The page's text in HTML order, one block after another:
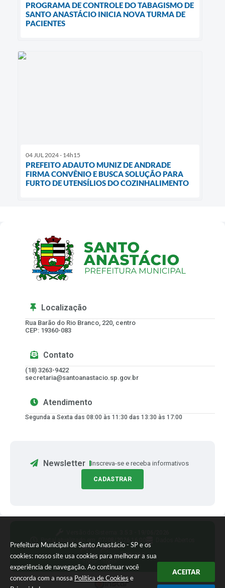
Prefeitura Municipal de Santo Anastácio - SP e os
cookies: nosso site usa cookies para melhorar a sua
experiência de navegação. Ao continuar você
concorda com a nossa Política de Cookies e
ACEITAR
PROGRAMA DE CONTROLE DO TABAGISMO DE
SANTO ANASTÁCIO INICIA NOVA TURMA DE
PACIENTES
04 JUL 2024 - 14h15
PREFEITO ADAUTO MUNIZ DE ANDRADE
FIRMA CONVÊNIO E BUSCA SOLUÇÃO PARA
FURTO DE UTENSÍLIOS DO COZINHALIMENTO
Localização
Rua Barão do Rio Branco, 220, centro
CEP: 19360-083
Contato
(18) 3263-9422
secretaria@santoanastacio.sp.gov.br
Atendimento
Segunda a Sexta das 08:00 às 11:30 das 13:30 às 17:00
Newsletter Inscreva-se e receba informativos
CADASTRAR
Siga-nos